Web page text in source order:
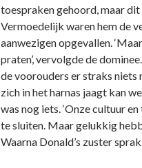
toespraken gehoord, maar
Vermoedelijk waren hem de
aanwezigen opgevallen.
praten’, vervolgde de
de voorouders er straks niets
zich in het harnas jaagt kan
was nog iets. ‘Onze cultuur
te sluiten. Maar gelukkig
Waarna Donald’s zuster